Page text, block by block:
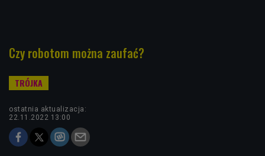
Czy robotom można zaufać?
ostatnia aktualizacja:
22.11.2022 13:00